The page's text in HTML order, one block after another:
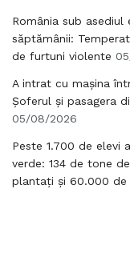
România sub
săptămânii:
de furtuni violente
A intrat cu mașina
Șoferul și pasagera
05/08/2026
Peste 1.700 de elevi
verde: 134 de tone
plantați și 60.000 de